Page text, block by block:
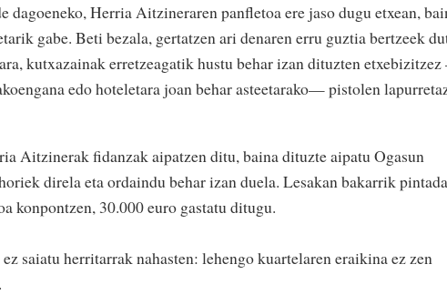
dagoeneko, Herria Aitzineraren panfletoa ere jaso dugu etxean,
gabe. Beti bezala, gertatzen ari denaren erru guztia bertzeek
kutxazainak erretzeagatik hustu behar izan dituzten
edo hoteletara joan behar asteetarako— pistolen
Aitzinerak fidanzak aipatzen ditu, baina dituzte aipatu Ogasun
direla eta ordaindu behar izan duela. Lesakan bakarrik
konpontzen, 30.000 euro gastatu ditugu.
saiatu herritarrak nahasten: lehengo kuartelaren eraikina ez zen